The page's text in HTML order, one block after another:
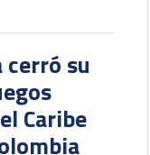
su
Caribe